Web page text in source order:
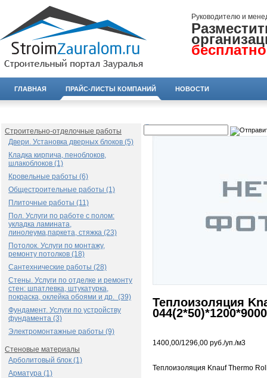
Руководителю и
бесплатно
ГЛАВНАЯ ПРАЙС-ЛИСТЫ КОМПАНИЙ НОВОСТИ
Строительно-отделочные работы
Двери. Установка дверных блоков (5)
Кладка кирпича, пеноблоков,
шлакоблоков (1)
Кровельные работы (6)
Общестроительные работы (1)
Плиточные работы (11)
Пол. Услуги по работе с полом:
укладка ламината,
линолеума,паркета, стяжка (23)
Потолок. Услуги по монтажу,
ремонту потолков (18)
Сантехнические работы (28)
Стены. Услуги по отделке и ремонту
стен: шпатлевка, штукатурка,
покраска, оклейка обоями и др. (39)
Фундамент. Услуги по устройству
фундамента (3)
Электромонтажные работы (9)
Стеновые материалы
Арболитовый блок (1)
Арматура (1)
Теплоизоляция
1400,00/1296,00 руб./уп./м3
Теплоизоляция Knauf Thermo